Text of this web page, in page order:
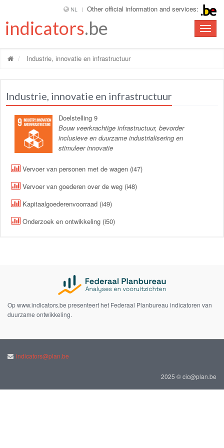
NL Other official information and services:
Toggle
indicators.be
Industrie, innovatie en infrastructuur
Industrie, innovatie en infrastructuur
Doelstelling 9
Bouw veerkrachtige infrastructuur, bevorder
inclusieve en duurzame industrialisering en
stimuleer innovatie
Vervoer van personen met de wagen (i47)
Vervoer van goederen over de weg (i48)
Kapitaalgoederenvoorraad (i49)
Onderzoek en ontwikkeling (i50)
Op www.indicators.be presenteert het Federaal Planbureau indicatoren van
duurzame ontwikkeling.
indicators@plan.be
2025 © cic@plan.be